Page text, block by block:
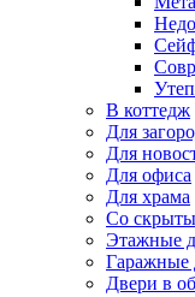
В коттедж
Для
Для
Для офиса
Для храма
Со
Этажные
Гаражные
Двери в